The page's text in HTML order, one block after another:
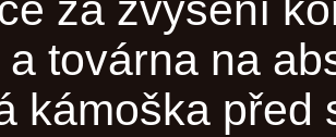
továrna na
kámoška před